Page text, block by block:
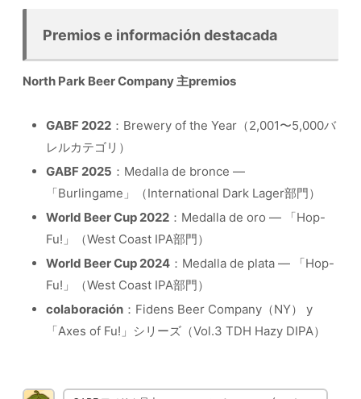
Premios e información destacada
North Park Beer Company 主premios
GABF 2022 ：Brewery of the Year（2,001〜5,000バ
レルカテゴリ）
GABF 2025 ：Medalla de bronce —
「Burlingame」（International Dark Lager部門）
World Beer Cup 2022 ：Medalla de oro — 「Hop-
Fu!」（West Coast IPA部門）
World Beer Cup 2024 ：Medalla de plata — 「Hop-
Fu!」（West Coast IPA部門）
colaboración ：Fidens Beer Company（NY） y
「Axes of Fu!」シリーズ（Vol.3 TDH Hazy DIPA）